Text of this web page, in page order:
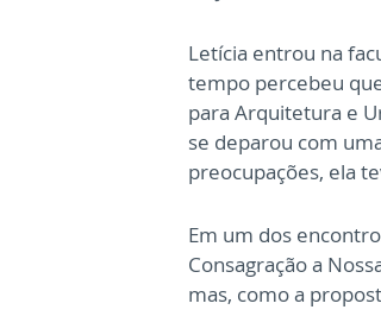
Letícia entrou na
tempo percebeu
para Arquitetura e
se deparou com
preocupações, ela
Em um dos
Consagração a
mas, como a